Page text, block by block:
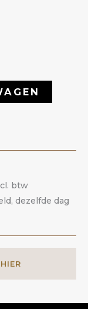
btw
dezelfde dag